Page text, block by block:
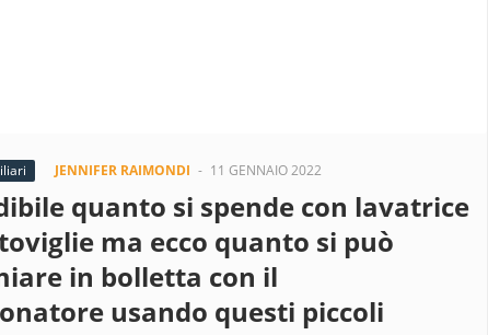
JENNIFER RAIMONDI - 11 GENNAIO 2022
quanto si spende con lavatrice
ma ecco quanto si può
in bolletta con il
usando questi piccoli